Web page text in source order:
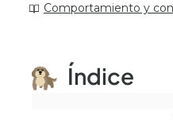
Comportamiento y
Índice